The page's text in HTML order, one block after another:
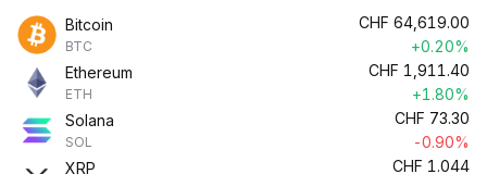
Bitcoin
BTC
CHF 64,619.00
+0.20%
Ethereum
ETH
CHF 1,911.40
+1.80%
Solana
SOL
CHF 73.30
-0.90%
XRP
CHF 1.044